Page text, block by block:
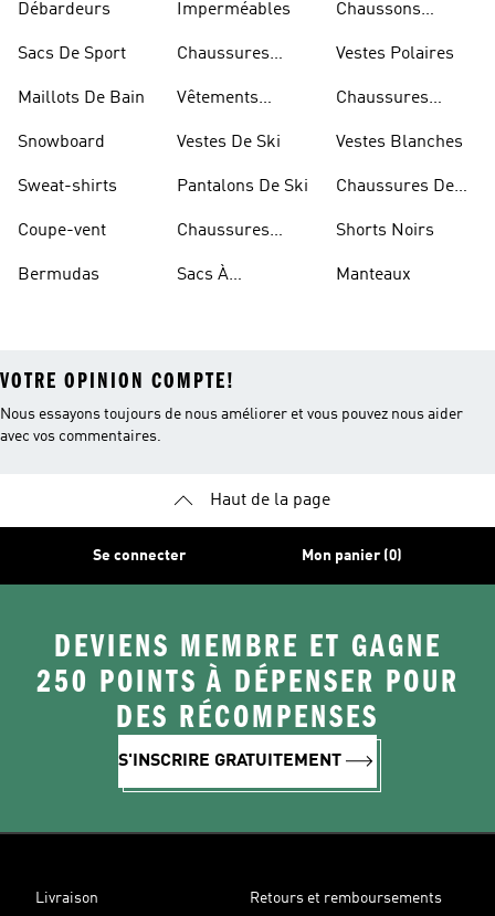
Débardeurs
Sacs De Sport
Maillots De Bain
Snowboard
Sweat-shirts
Coupe-vent
Bermudas
Imperméables
Chaussures
Vêtements
Vestes De Ski
Pantalons De Ski
Chaussures
Sacs À
Chaussons
Vestes Polaires
Chaussures
Vestes Blanches
Chaussures De
Shorts Noirs
Manteaux
VOTRE OPINION COMPTE!
Nous essayons toujours de nous améliorer et vous pouvez nous aider
avec vos commentaires.
Haut de la page
Se connecter Mon panier (0)
DEVIENS MEMBRE ET GAGNE
250 POINTS À DÉPENSER POUR
DES RÉCOMPENSES
S'INSCRIRE GRATUITEMENT
Livraison Retours et remboursements